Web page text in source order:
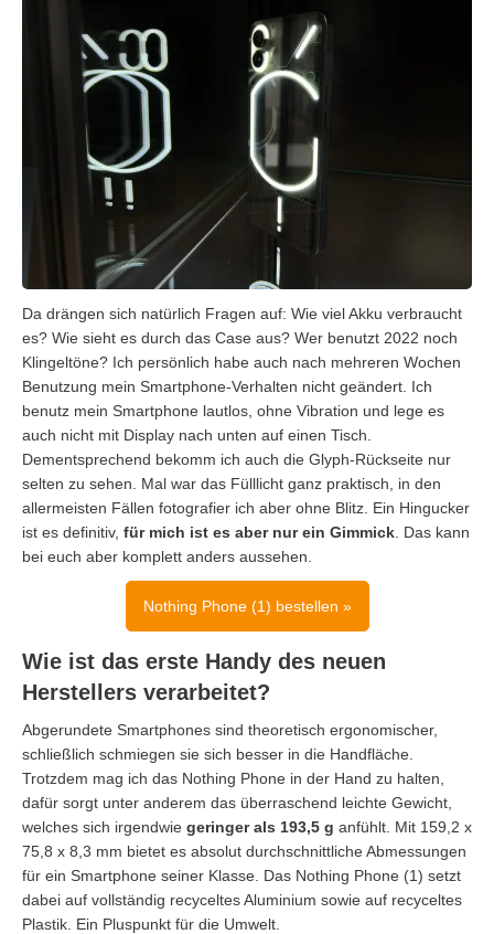
Da drängen sich natürlich Fragen auf: Wie viel Akku verbraucht
es? Wie sieht es durch das Case aus? Wer benutzt 2022 noch
Klingeltöne? Ich persönlich habe auch nach mehreren Wochen
Benutzung mein Smartphone-Verhalten nicht geändert. Ich
benutz mein Smartphone lautlos, ohne Vibration und lege es
auch nicht mit Display nach unten auf einen Tisch.
Dementsprechend bekomm ich auch die Glyph-Rückseite nur
selten zu sehen. Mal war das Fülllicht ganz praktisch, in den
allermeisten Fällen fotografier ich aber ohne Blitz. Ein Hingucker
ist es definitiv, für mich ist es aber nur ein Gimmick . Das kann
bei euch aber komplett anders aussehen.
Nothing Phone (1) bestellen »
Wie ist das erste Handy des neuen
Herstellers verarbeitet?
Abgerundete Smartphones sind theoretisch ergonomischer,
schließlich schmiegen sie sich besser in die Handfläche.
Trotzdem mag ich das Nothing Phone in der Hand zu halten,
dafür sorgt unter anderem das überraschend leichte Gewicht,
welches sich irgendwie geringer als 193,5 g anfühlt. Mit 159,2 x
75,8 x 8,3 mm bietet es absolut durchschnittliche Abmessungen
für ein Smartphone seiner Klasse. Das Nothing Phone (1) setzt
dabei auf vollständig recyceltes Aluminium sowie auf recyceltes
Plastik. Ein Pluspunkt für die Umwelt.